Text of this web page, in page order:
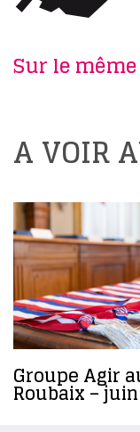
Sur le
A VOIR
Groupe Agir
Roubaix –